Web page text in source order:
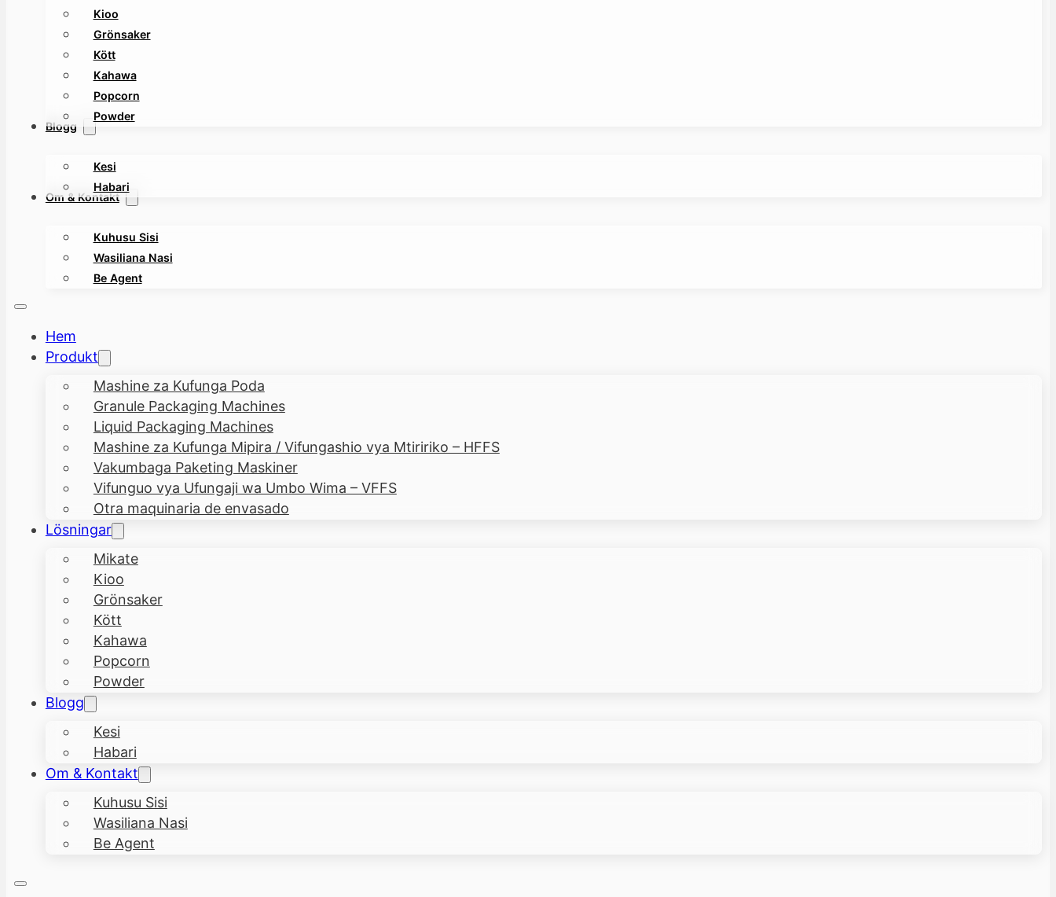
Kioo
Grönsaker
Kött
Kahawa
Popcorn
Powder
Blogg
Kesi
Habari
Om & Kontakt
Kuhusu Sisi
Wasiliana Nasi
Be Agent
Hem
Produkt
Mashine za Kufunga Poda
Granule Packaging Machines
Liquid Packaging Machines
Mashine za Kufunga Mipira / Vifungashio vya Mtiririko – HFFS
Vakumbaga Paketing Maskiner
Vifunguo vya Ufungaji wa Umbo Wima – VFFS
Otra maquinaria de envasado
Lösningar
Mikate
Kioo
Grönsaker
Kött
Kahawa
Popcorn
Powder
Blogg
Kesi
Habari
Om & Kontakt
Kuhusu Sisi
Wasiliana Nasi
Be Agent